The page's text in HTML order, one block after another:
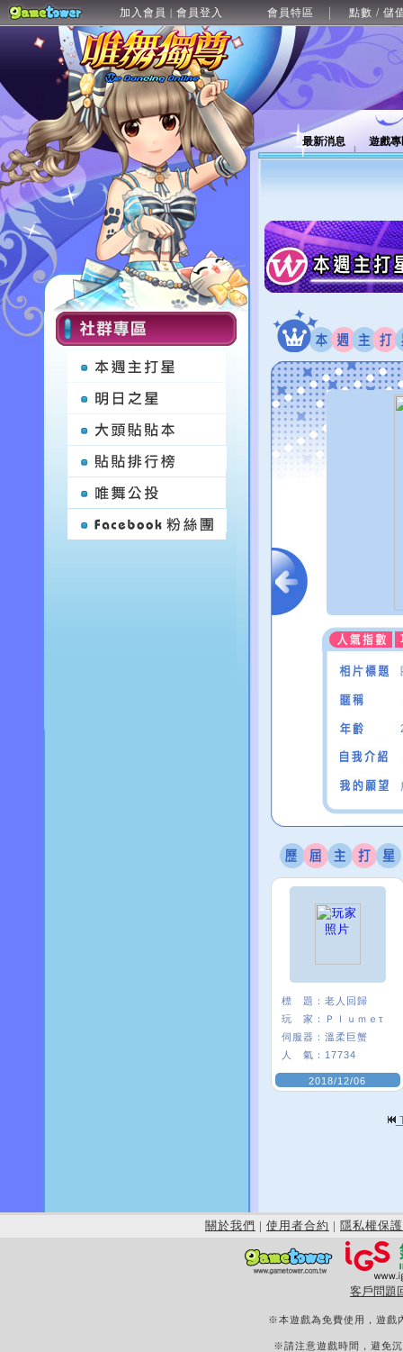
加入會員 | 會員登入 會員特區 點數 / 儲
最新消息 遊戲
標 題： 老人回歸
玩 家：
Ｐｌｕｍｅτ
伺服器： 溫柔巨蟹
人 氣： 17734
2018/12/06
關於我們 | 使用者合約 | 隱私權保護
客戶問題
※本遊戲為免費使用，遊戲
※請注意遊戲時間，避免